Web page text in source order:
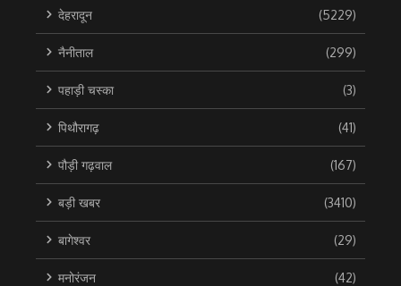
देहरादून (5229)
नैनीताल (299)
पहाड़ी चस्का (3)
पिथौरागढ़ (41)
पौड़ी गढ़वाल (167)
बड़ी खबर (3410)
बागेश्वर (29)
मनोरंजन (42)